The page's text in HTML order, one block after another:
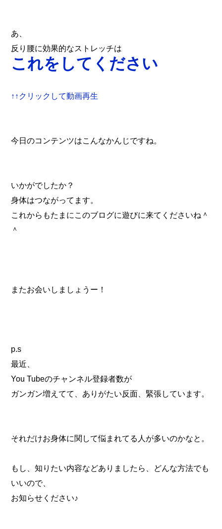
あ、
反り腰に効果的なストレッチは
これをしてください
↑↑クリックして動画再生
今日のコンテンツはこんなかんじですね。
いかがでしたか？
身体はつながってます。
これからもたまにこのブログに遊びに来てくださいね＾
＾
またお会いしましょうー！
p.s
最近、
You Tubeのチャンネル登録者数が
ガンガン増えてて、ありがたい反面、緊張しています。
それだけお身体に関して悩まれてる人が多いのかなと。
もし、知りたい内容などありましたら、どんな方法でも
いいので、
お知らせください♪